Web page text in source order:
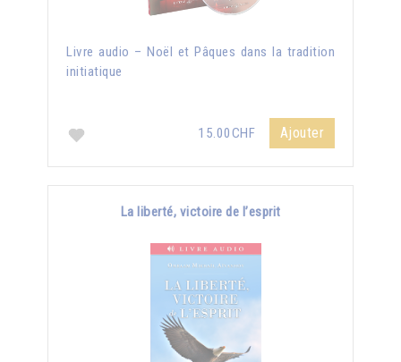
Livre audio – Noël et Pâques dans la tradition
initiatique
15.00CHF Ajouter
La liberté, victoire de l’esprit